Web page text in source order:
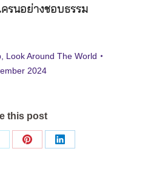
ครนอย่างชอบธรรม
, Look Around The World
2024
this post
Share
Share